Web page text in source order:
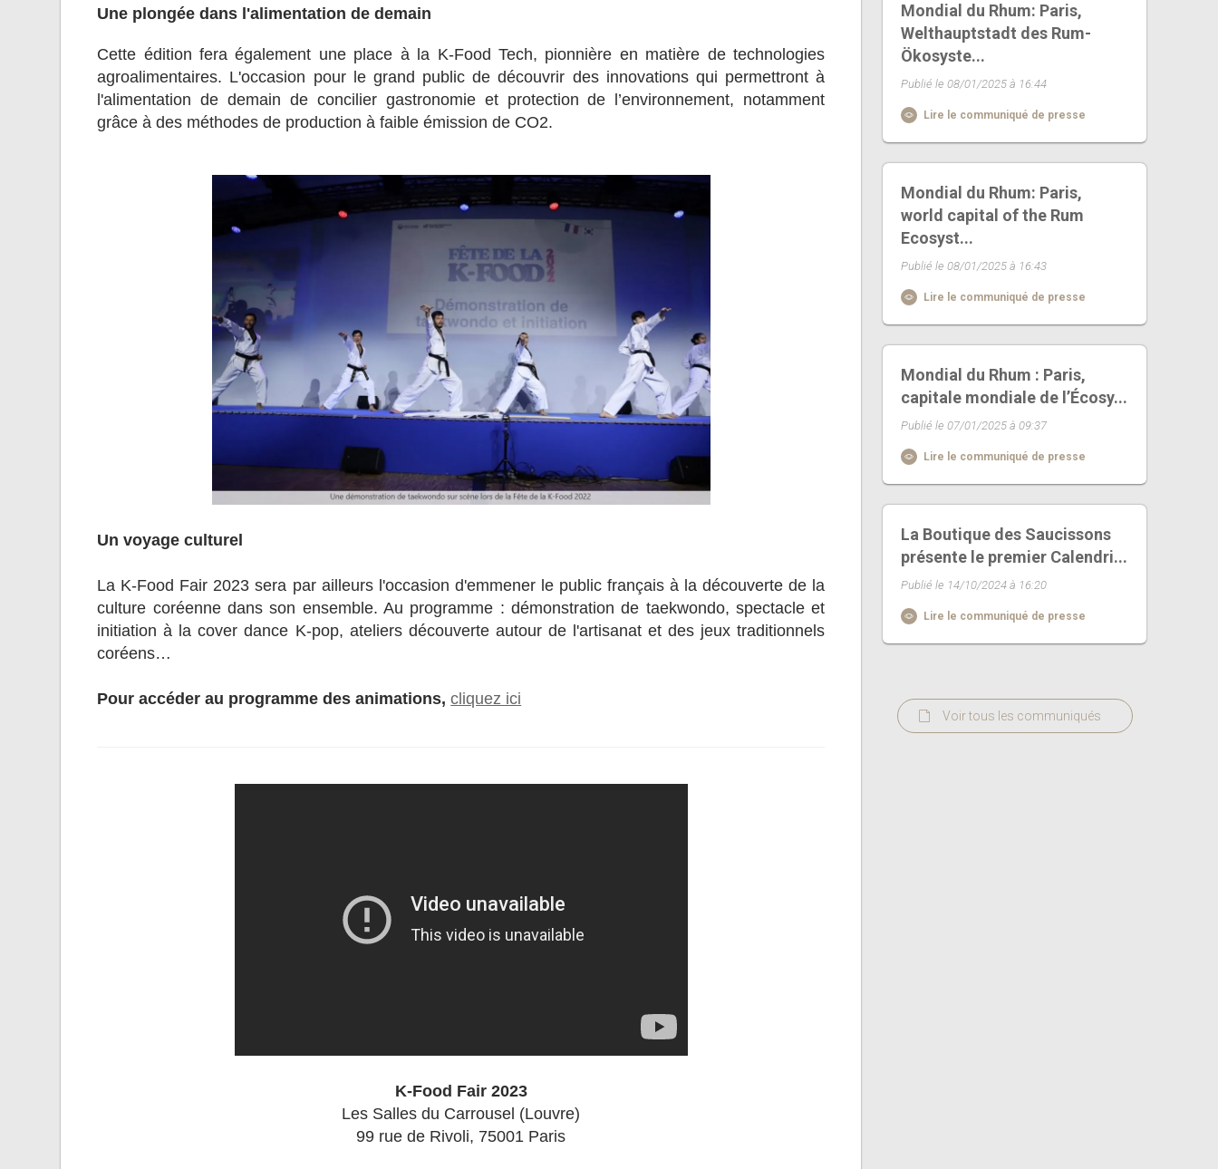
Une plongée dans l'alimentation de demain
Cette édition fera également une place à la K-Food Tech, pionnière en matière de technologies
agroalimentaires. L'occasion pour le grand public de découvrir des innovations qui permettront à
l'alimentation de demain de concilier gastronomie et protection de l’environnement, notamment
grâce à des méthodes de production à faible émission de CO2.
Un voyage culturel
La K-Food Fair 2023 sera par ailleurs l'occasion d'emmener le public français à la découverte de la
culture coréenne dans son ensemble. Au programme : démonstration de taekwondo, spectacle et
initiation à la cover dance K-pop, ateliers découverte autour de l'artisanat et des jeux traditionnels
coréens…
Pour accéder au programme des animations,cliquez ici
K-Food Fair 2023
Les Salles du Carrousel (Louvre)
99 rue de Rivoli, 75001 Paris
Mondial du Rhum: Paris,
Welthauptstadt des Rum-
Ökosyste...
Publié le 08/01/2025 à 16:44
Lire le communiqué de presse
Mondial du Rhum: Paris,
world capital of the Rum
Ecosyst...
Publié le 08/01/2025 à 16:43
Lire le communiqué de presse
Mondial du Rhum : Paris,
capitale mondiale de l’Écosy...
Publié le 07/01/2025 à 09:37
Lire le communiqué de presse
La Boutique des Saucissons
présente le premier Calendri...
Publié le 14/10/2024 à 16:20
Lire le communiqué de presse
Voir tous les communiqués